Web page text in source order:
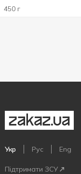
450 г
Укр Рус Eng
Підтримати ЗСУ